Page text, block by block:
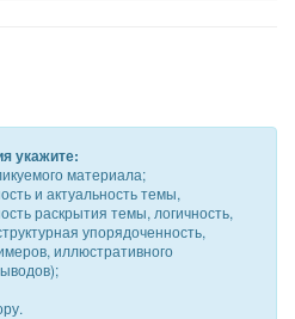
укажите:
материала;
и актуальность темы,
раскрытия темы, логичность,
упорядоченность,
иллюстративного